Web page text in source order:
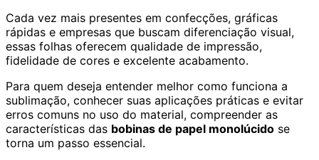
Cada vez mais presentes em confecções, gráficas
rápidas e empresas que buscam diferenciação visual,
essas folhas oferecem qualidade de impressão,
fidelidade de cores e excelente acabamento.
Para quem deseja entender melhor como funciona a
sublimação, conhecer suas aplicações práticas e evitar
erros comuns no uso do material, compreender as
características das bobinas de papel monolúcido se
torna um passo essencial.